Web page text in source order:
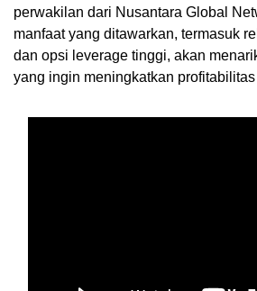
perwakilan dari Nusantara Global
manfaat yang ditawarkan, termasuk
dan opsi leverage tinggi, akan
yang ingin meningkatkan profitabilitas